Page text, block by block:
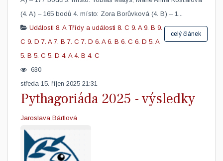
(4. A) – 165 bodů 4. místo: Zora Borůvková (4. B) – 1...
celý článek
Události 8. A Třídy a události 8. C 9. A 9. B 9.
C 9. D 7. A 7. B 7. C 7. D 6. A 6. B 6. C 6. D 5. A
5. B 5. C 5. D 4. A 4. B 4. C
630
středa 15. říjen 2025 21:31
Pythagoriáda 2025 - výsledky
Jaroslava Bártlová